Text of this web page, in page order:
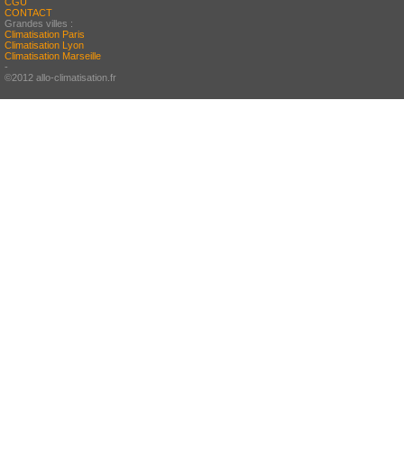
CONTACT
Grandes villes :
Climatisation Paris
Climatisation Lyon
Climatisation Marseille
-
©2012 allo-climatisation.fr